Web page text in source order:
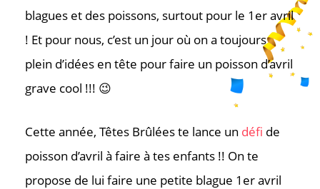
blagues et des poissons, surtout pour le 1er avril
! Et pour nous, c’est un jour où on a toujours
plein d’idées en tête pour faire un poisson d’avril
grave cool !!! 😉
Cette année, Têtes Brûlées te lance un défi de
poisson d’avril à faire à tes enfants !! On te
propose de lui faire une petite blague 1er avril